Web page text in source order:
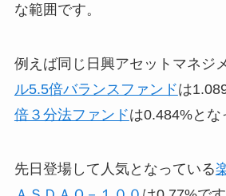
な範囲です。
例えば同じ日興アセットマネジ
ル5.5倍バランスファンドは
倍３分法ファンドは0.484%とな
先日登場して人気となっている